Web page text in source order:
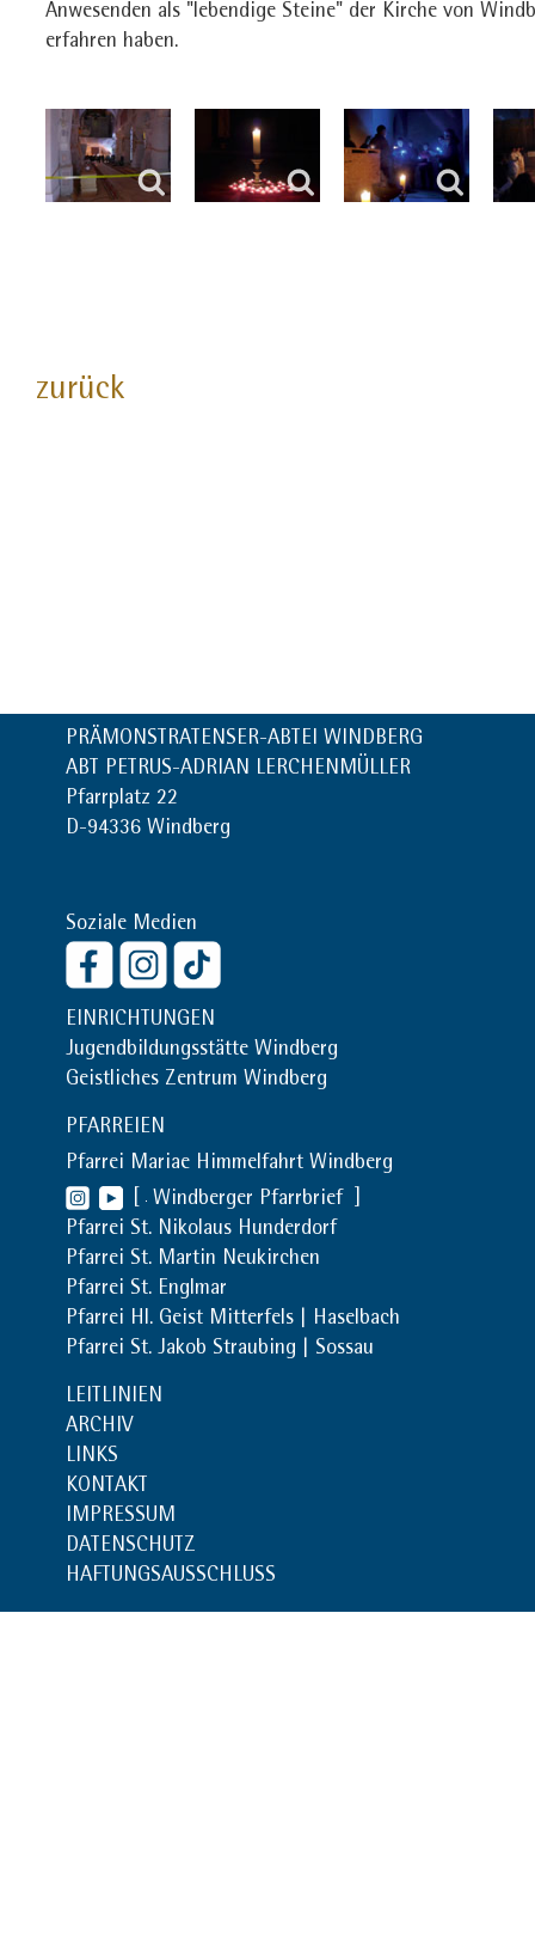
Anwesenden als "lebendige Steine" der Kirche von
erfahren haben.
zurück
PRÄMONSTRATENSER-ABTEI WINDBERG
ABT PETRUS-ADRIAN LERCHENMÜLLER
Pfarrplatz 22
D-94336 Windberg
Soziale Medien
EINRICHTUNGEN
Jugendbildungsstätte Windberg
Geistliches Zentrum Windberg
PFARREIEN
Pfarrei Mariae Himmelfahrt Windberg
Windberger Pfarrbrief
Pfarrei St. Nikolaus Hunderdorf
Pfarrei St. Martin Neukirchen
Pfarrei St. Englmar
Pfarrei Hl. Geist Mitterfels | Haselbach
Pfarrei St. Jakob Straubing | Sossau
LEITLINIEN
ARCHIV
LINKS
KONTAKT
IMPRESSUM
DATENSCHUTZ
HAFTUNGSAUSSCHLUSS